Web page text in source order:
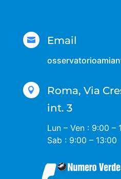
 Email

Roma, Via
int. 3
Lun – Ven : 9:00 –
Sab : 9:00 – 13:00